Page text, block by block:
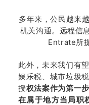
多年来，公民越来
机关沟通。远程信
Entrate所
此外，未来我们有
娱乐税、城市垃圾
授权法案作为第一
在属于地方当局职